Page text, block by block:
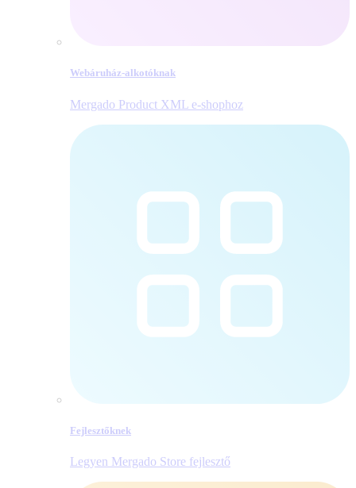
Webáruház-alkotóknak
Mergado Product XML e‑shophoz
Fejlesztőknek
Legyen Mergado Store fejlesztő